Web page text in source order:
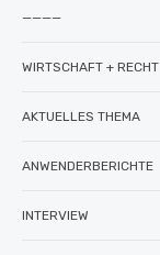
————
WIRTSCHAFT + RECHT
AKTUELLES THEMA
ANWENDERBERICHTE
INTERVIEW